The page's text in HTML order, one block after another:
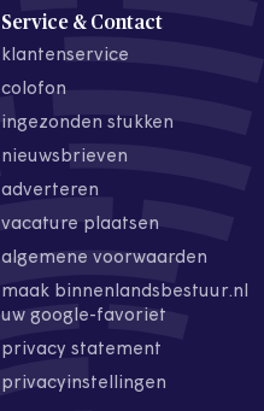
Service & Contact
klantenservice
colofon
ingezonden stukken
nieuwsbrieven
adverteren
vacature plaatsen
algemene voorwaarden
maak binnenlandsbestuur.nl
uw google-favoriet
privacy statement
privacyinstellingen